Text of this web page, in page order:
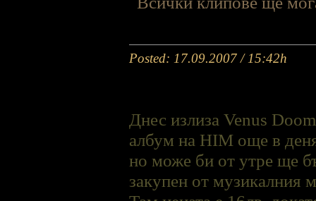
Posted: 17.09.2007 / 15:42h
Днес излиза Venus
албум на HIM още в
но може би от утре ще
закупен от